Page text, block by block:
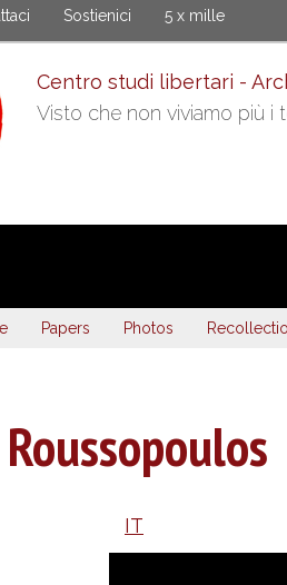
Sostienici 5 x mille
Centro studi libertari -
Visto che non viviamo più i
Papers Photos
IT